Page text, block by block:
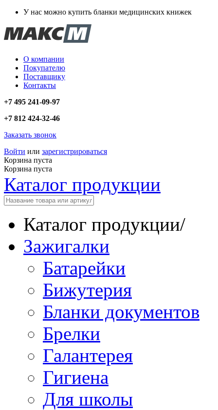
У нас можно купить бланки медицинских книжек
О компании
Покупателю
Поставщику
Контакты
+7 495 241-09-97
+7 812 424-32-46
Заказать звонок
Войти или зарегистрироваться
Корзина пуста
Корзина пуста
Каталог продукции
Каталог продукции/
Зажигалки
Батарейки
Бижутерия
Бланки документов
Брелки
Галантерея
Гигиена
Для школы